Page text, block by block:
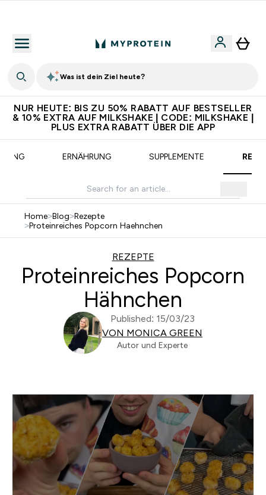
Was ist dein Ziel heute?
NUR HEUTE: BIS ZU 50% RABATT AUF BESTSELLER
& 10% EXTRA AUF MILKSHAKE | CODE: MILKSHAKE |
PLUS EXTRA RABATT ÜBER DIE APP
ERNÄHRUNG SUPPLEMENTE
Home>Blog>Rezepte
>Proteinreiches Popcorn Haehnchen
REZEPTE
Proteinreiches Popcorn
Hähnchen
Published: 15/03/23
VON MONICA GREEN
Autor und Experte